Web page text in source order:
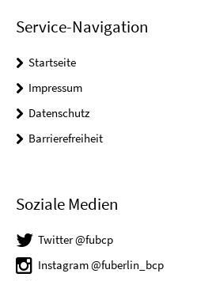
Service-Navigation
Startseite
Impressum
Datenschutz
Barrierefreiheit
Soziale Medien
Twitter @fubcp
Instagram @fuberlin_bcp